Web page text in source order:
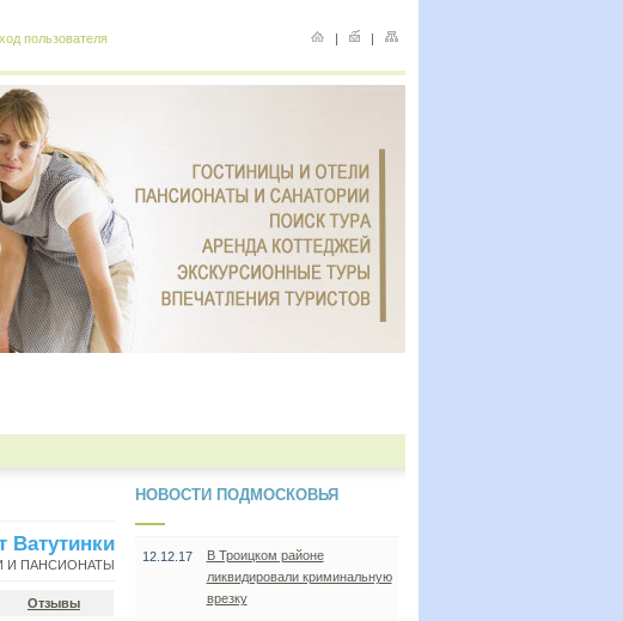
пользователя | |
Ватутинки
И ПАНСИОНАТЫ
Отзывы
НОВОСТИ ПОДМОСКОВЬЯ
12.12.17
В Троицком районе
ликвидировали криминальную
врезку